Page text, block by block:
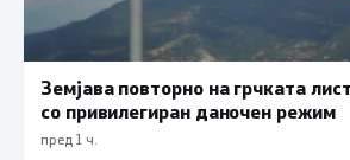
Земјава повторно на грчката
со привилегиран даночен режим
пред 1 ч.